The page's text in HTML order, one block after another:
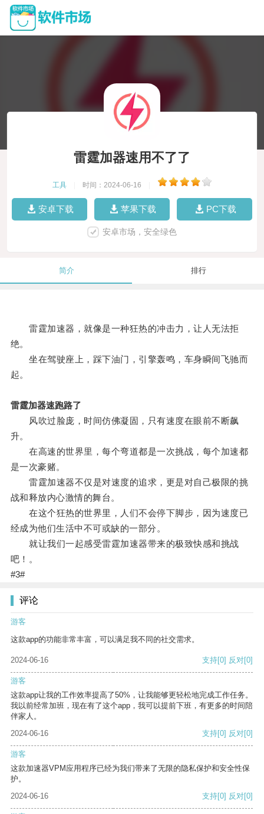
雷霆加器速用不了了
工具 时间：2024-06-16
安卓下载 苹果下载 PC下载
安卓市场，安全绿色
简介 排行
雷霆加速器，就像是一种狂热的冲击力，让人无法拒
绝。
坐在驾驶座上，踩下油门，引擎轰鸣，车身瞬间飞驰而
起。
雷霆加器速跑路了
风吹过脸庞，时间仿佛凝固，只有速度在眼前不断飙
升。
在高速的世界里，每个弯道都是一次挑战，每个加速都
是一次豪赌。
雷霆加速器不仅是对速度的追求，更是对自己极限的挑
战和释放内心激情的舞台。
在这个狂热的世界里，人们不会停下脚步，因为速度已
经成为他们生活中不可或缺的一部分。
就让我们一起感受雷霆加速器带来的极致快感和挑战
吧！。
#3#
评论
游客
这款app的功能非常丰富，可以满足我不同的社交需求。
2024-06-16 支持[0] 反对[0]
游客
这款app让我的工作效率提高了50%，让我能够更轻松地完成工作任务。
我以前经常加班，现在有了这个app，我可以提前下班，有更多的时间陪
伴家人。
2024-06-16
支持[0] 反对[0]
游客
这款加速器VPM应用程序已经为我们带来了无限的隐私保护和安全性保
护。
2024-06-16
支持[0] 反对[0]